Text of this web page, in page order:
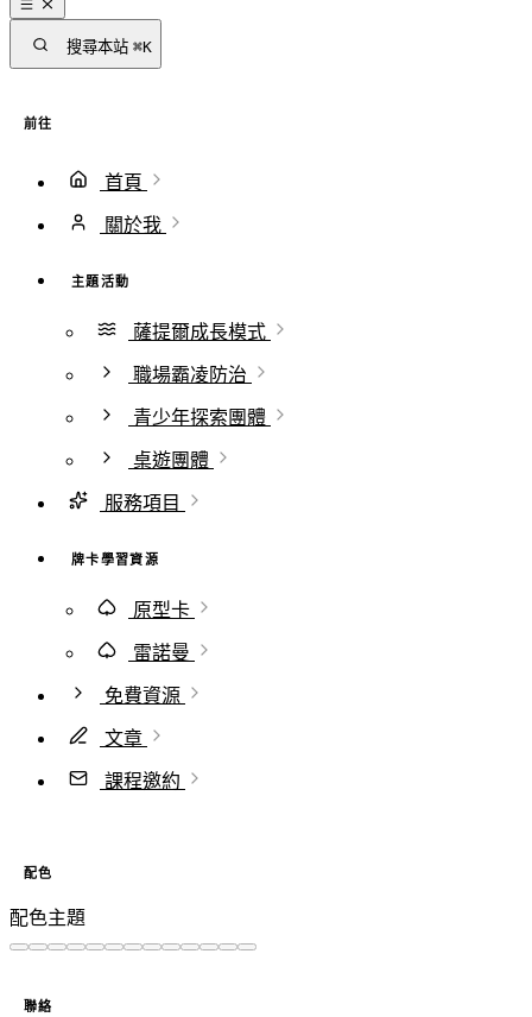
搜尋本站 ⌘K
前往
首頁
關於我
主題活動
薩提爾成長模式
職場霸凌防治
青少年探索團體
桌遊團體
服務項目
牌卡學習資源
原型卡
雷諾曼
免費資源
文章
課程邀約
配色
配色主題
聯絡